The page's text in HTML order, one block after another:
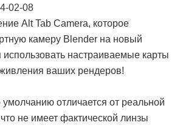
02-08
Alt Tab Camera, которое
камеру Blender на новый
использовать настраиваемые карты
ваших рендеров!
отличается от реальной
не имеет фактической линзы